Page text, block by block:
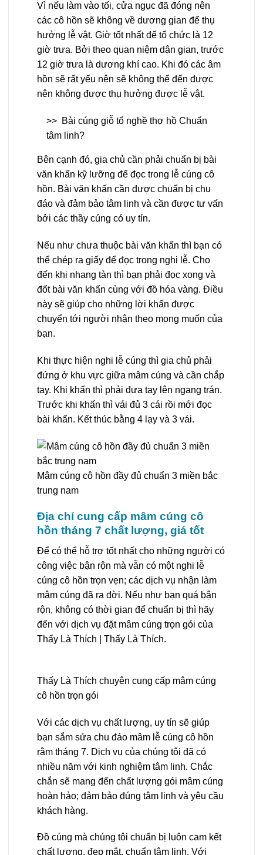
Vì nếu làm vào tối, cửa ngục đã đóng nên
các cô hồn sẽ không về dương gian để thụ
hưởng lễ vật. Giờ tốt nhất để tổ chức là 12
giờ trưa. Bởi theo quan niệm dân gian, trước
12 giờ trưa là dương khí cao. Khi đó các âm
hồn sẽ rất yếu nên sẽ không thể đến được
nên không được thụ hưởng được lễ vật.
>> Bài cúng giỗ tổ nghề thợ hồ Chuẩn
tâm linh?
Bên cạnh đó, gia chủ cần phải chuẩn bị bài
văn khấn kỹ lưỡng để đọc trong lễ cúng cô
hồn. Bài văn khấn cần được chuẩn bị chu
đáo và đảm bảo tâm linh và cần được tư vấn
bởi các thầy cúng có uy tín.
Nếu như chưa thuộc bài văn khấn thì bạn có
thể chép ra giấy để đọc trong nghi lễ. Cho
đến khi nhang tàn thì bạn phải đọc xong và
đốt bài văn khấn cùng với đồ hóa vàng. Điều
này sẽ giúp cho những lời khấn được
chuyển tới người nhận theo mong muốn của
bạn.
Khi thực hiện nghi lễ cúng thì gia chủ phải
đứng ở khu vực giữa mâm cúng và cần chắp
tay. Khi khấn thì phải đưa tay lên ngang trán.
Trước khi khấn thì vái đủ 3 cái rồi mới đọc
bài khấn. Kết thúc bằng 4 lạy và 3 vái.
Mâm cúng cô hồn đầy đủ chuẩn 3 miền bắc
trung nam
Địa chỉ cung cấp mâm cúng cô
hồn tháng 7 chất lượng, giá tốt
Để có thể hỗ trợ tốt nhất cho những người có
công việc bận rộn mà vẫn có một nghi lễ
cúng cô hồn trọn vẹn; các dịch vụ nhận làm
mâm cúng đã ra đời. Nếu như bạn quá bận
rộn, không có thời gian để chuẩn bị thì hãy
đến với dịch vụ đặt mâm cúng trọn gói của
Thấy Là Thích | Thấy Là Thích.
Thấy Là Thích chuyên cung cấp mâm cúng
cô hồn trọn gói
Với các dịch vụ chất lượng, uy tín sẽ giúp
bạn sắm sửa chu đáo mâm lễ cúng cô hồn
rằm tháng 7. Dịch vụ của chúng tôi đã có
nhiều năm với kinh nghiệm tâm linh. Chắc
chắn sẽ mang đến chất lượng gói mâm cúng
hoàn hảo; đảm bảo đúng tâm linh và yêu cầu
khách hàng.
Đồ cúng mà chúng tôi chuẩn bị luôn cam kết
chất lượng, đẹp mắt, chuẩn tâm linh. Với